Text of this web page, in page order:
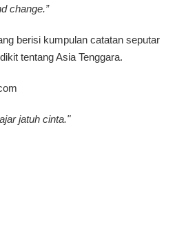
change.”
berisi kumpulan catatan seputar
tentang Asia Tenggara.
jatuh cinta."